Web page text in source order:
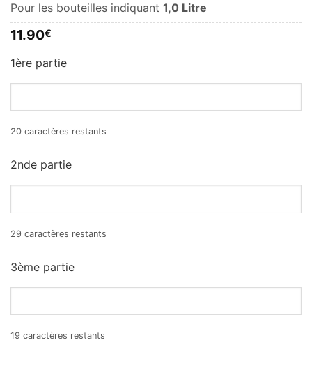
Pour les bouteilles indiquant 1,0 Litre
11.90€
1ère partie
20 caractères restants
2nde partie
29 caractères restants
3ème partie
19 caractères restants